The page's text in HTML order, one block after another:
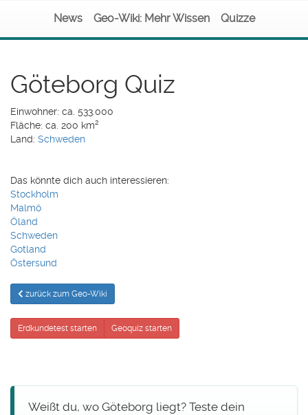
News Geo-Wiki: Mehr Wissen Quizze
Göteborg Quiz
Einwohner: ca. 533.000
Fläche: ca. 200 km²
Land: Schweden
Das könnte dich auch interessieren:
Stockholm
Malmö
Öland
Schweden
Gotland
Östersund
zurück zum Geo-Wiki
Erdkundetest starten Geoquiz starten
Weißt du, wo Göteborg liegt? Teste dein